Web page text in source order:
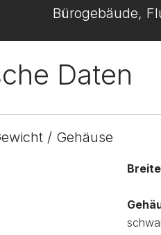
Bürogebäude,
Daten
/ Gehäuse
Breite